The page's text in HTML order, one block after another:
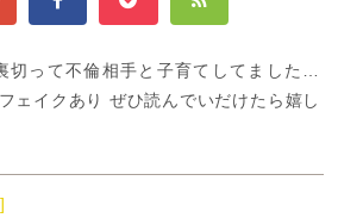
って不倫相手と子育てしてました…
ェイクあり ぜひ読んでいだけたら嬉し